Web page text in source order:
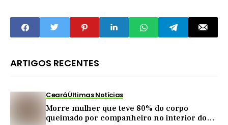
ARTIGOS RECENTES
CearáÚltimas Notícias
Morre mulher que teve 80% do corpo
queimado por companheiro no interior do